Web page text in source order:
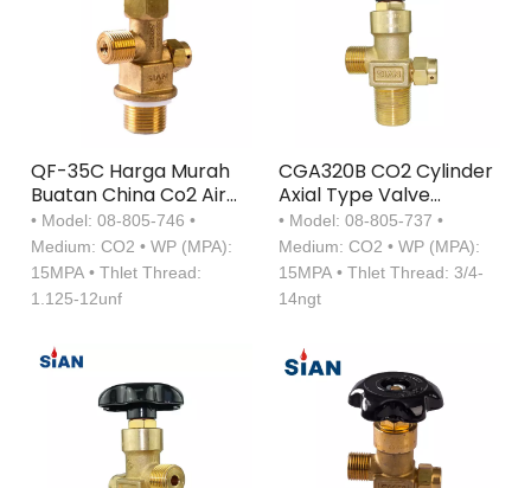
QF-35C Harga Murah
Buatan China Co2 Air
Valve Cylinder Axial
Type Valve Brass
Safety Valve
• Model: 08-805-746 •
Medium: CO2 • WP (MPA):
15MPA • Thlet Thread:
1.125-12unf
CGA320B CO2 Cylinder
Axial Type Valve
Kuningan Dari Pabrik
Katup Cina Ningbo
Fuhua SiAN Brand
• Model: 08-805-737 •
Medium: CO2 • WP (MPA):
15MPA • Thlet Thread: 3/4-
14ngt